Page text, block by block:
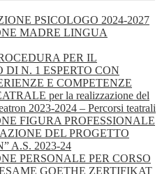
PSICOLOGO 2024-2027
MADRE LINGUA
PER IL
N. 1 ESPERTO CON
E COMPETENZE
per la realizzazione del
2023-2024 – Percorsi teatrali
FIGURA PROFESSIONALE
DEL PROGETTO
A.S. 2023-24
PERSONALE PER CORSO
GOETHE ZERTIFIKAT